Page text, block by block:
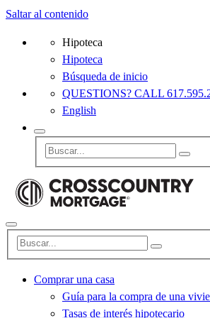
Saltar al contenido
Hipoteca
Hipoteca
Búsqueda de inicio
QUESTIONS? CALL
English
Comprar una casa
Guía para la compra de una
Tasas de interés hipotecario